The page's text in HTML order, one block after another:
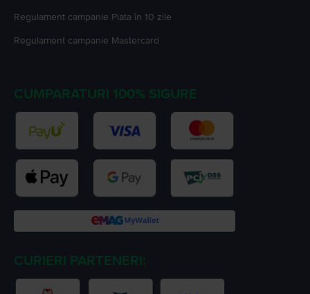
Regulament campanie Plata în 10 zile
Regulament campanie Mastercard
CUMPARATURI 100% SIGURE
CURIERI PARTENERI: